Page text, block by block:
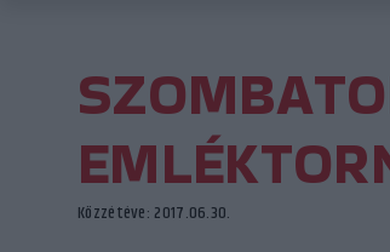
Közzétéve: 2017.06.30.